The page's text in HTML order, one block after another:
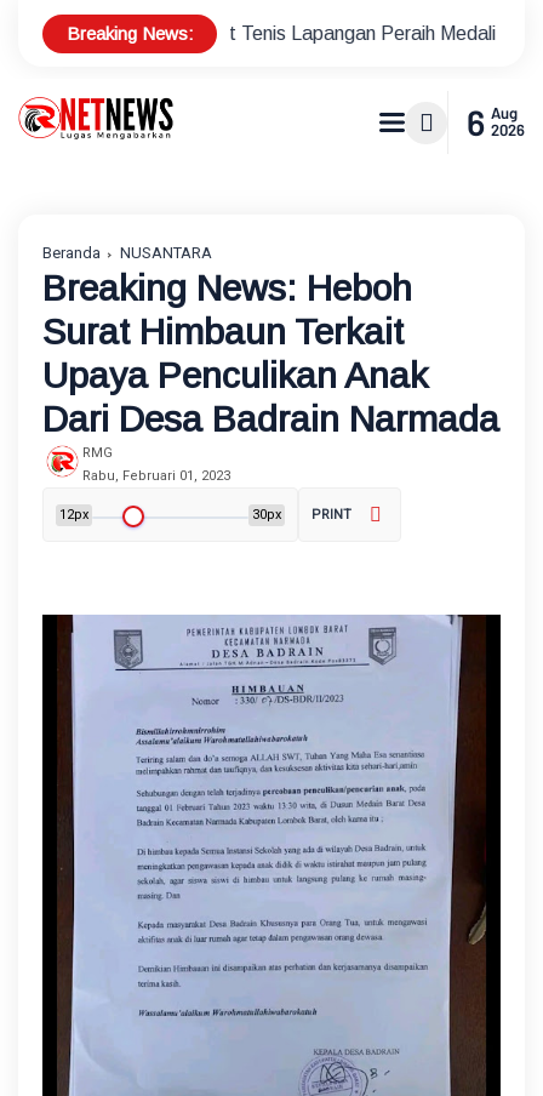
Breaking News:
Atlet Tenis Lapangan Peraih Medali di Ajang Porprov
6 Aug
2026
Beranda NUSANTARA
Breaking News: Heboh
Surat Himbaun Terkait
Upaya Penculikan Anak
Dari Desa Badrain Narmada
RMG
Rabu, Februari 01, 2023
12px 30px PRINT